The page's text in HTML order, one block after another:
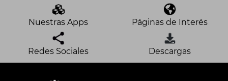
Nuestras Apps Páginas de Interés
Redes Sociales Descargas